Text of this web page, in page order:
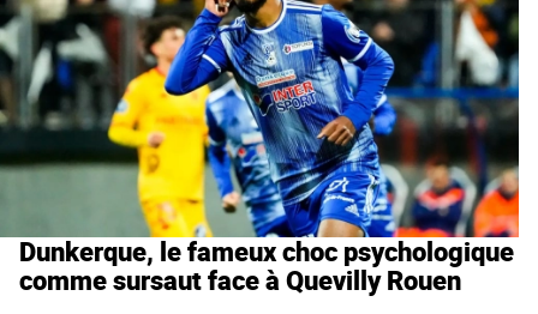
Dunkerque, le fameux choc psychologique
comme sursaut face à Quevilly Rouen